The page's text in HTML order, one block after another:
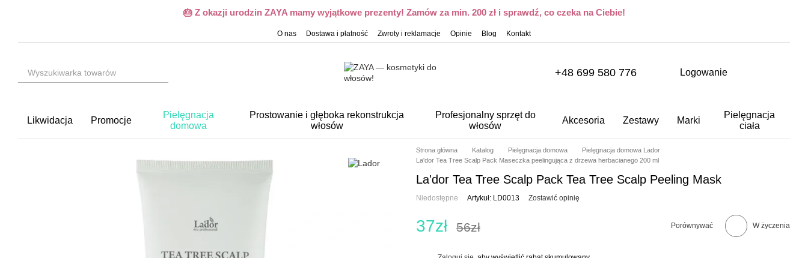
🎂 Z okazji urodzin ZAYA mamy wyjątkowe prezenty! Zamów za min. 200 zł i sprawdź, co czeka na Ciebie!
O nas Dostawa i płatność Zwroty i reklamacje Opinie Blog Kontakt
+48 699 580 776 Logowanie
Likwidacja Promocje
Pielęgnacja
domowa
Prostowanie i głęboka rekonstrukcja
włosów
Profesjonalny sprzęt do
włosów
Akcesoria Zestawy Marki
Pielęgnacja
ciała
Strona główna Katalog Pielęgnacja domowa
Pielęgnacja domowa Lador
La'dor Tea Tree Scalp Pack Maseczka peelingująca z drzewa herbacianego 200 ml
La'dor Tea Tree Scalp Pack Tea Tree Scalp Peeling Mask
Niedostępne Artykuł: LD0013 Zostawić opinię
37zł 56zł Porównywać W życzenia